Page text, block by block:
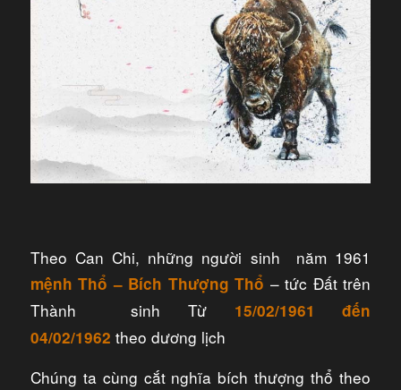
Theo Can Chi, những người sinh năm 1961
mệnh Thổ – Bích Thượng Thổ – tức Đất trên
Thành sinh Từ 15/02/1961 đến
04/02/1962 theo dương lịch
Chúng ta cùng cắt nghĩa bích thượng thổ theo